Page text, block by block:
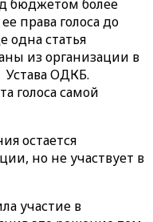
бюджетом более
права голоса до
одна статья
из организации в
ОДКБ.
голоса самой
остается
но не участвует в
участие в